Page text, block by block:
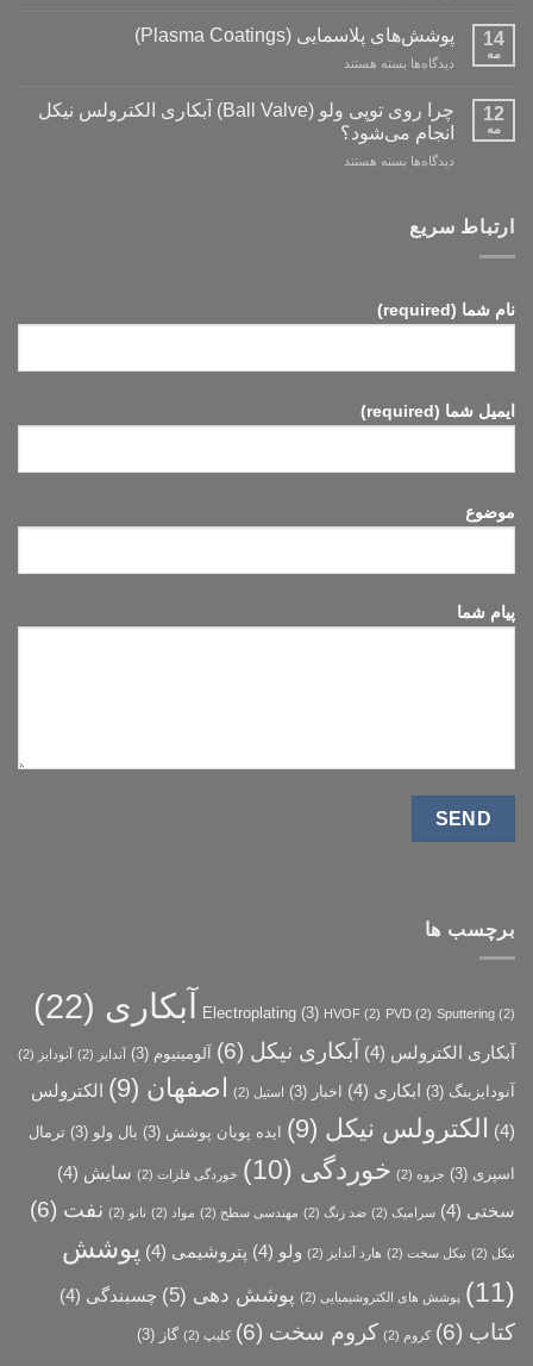
کیفیت
پوشش‌های
آبکاری
فرآیندها،
استانداردها
روش‌های
14
مه
پوشش‌های پلاسمایی (Plasma Coatings)
دیدگاه‌ها برای
(Plasma
Coatings)
بسته هستند
12
مه
چرا روی توپی‌ ولو (Ball Valve) آبکاری الکترولس نیکل
انجام می‌شود؟
دیدگاه‌ها برای
آبکاری
الکترولس
بسته هستند
ارتباط سریع
نام شما (required)
ایمیل شما (required)
موضوع
پیام شما
برچسب ها
Electroplating (3) HVOF (2) PVD (2) Sputtering (2) آبکاری (22)
آبکاری الکترولس (4) آبکاری نیکل (6) آلومینیوم (3) آندایز (2) آنودایز (2)
آنودایزینگ (3) ابکاری (4) اخبار (3) استیل (2) اصفهان (9)
الکترولس
(4)
الکترولس نیکل (9) ایده پویان پوشش (3) بال ولو (3) ترمال
اسپری (3) جزوه (2) خوردگی (10) خوردگی فلزات (2) سایش (4)
سختی (4) سرامیک (2) ضد زنگ (2) مهندسی سطح (2) مواد (2) نانو (2) نفت (6)
نیکل (2) نیکل سخت (2) هارد آندایز (2) ولو (4) پتروشیمی (4)
پوشش
(11)
پوشش­ های الکتروشیمیایی (2) پوشش دهی (5) چسبندگی (4)
کتاب (6) کروم (2) کروم سخت (6) کلیپ (2) گاز (3)